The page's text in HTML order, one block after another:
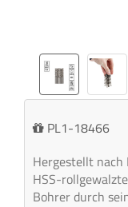
PL1-18466
Hergestellt
HSS-
Bohrer durch